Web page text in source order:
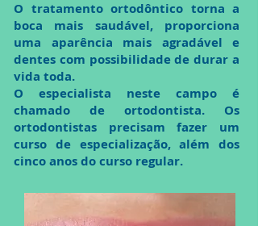
O tratamento ortodôntico torna a
boca mais saudável, proporciona
uma aparência mais agradável e
dentes com possibilidade de durar a
vida toda.
O especialista neste campo é
chamado de ortodontista. Os
ortodontistas precisam fazer um
curso de especialização, além dos
cinco anos do curso regular.